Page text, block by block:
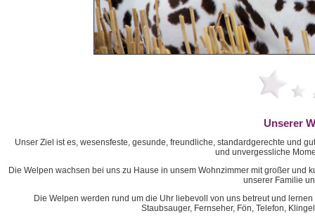
Unserer
Unser Ziel ist es, wesensfeste, gesunde, freundliche, standardgerechte und
und unvergessliche
Die Welpen wachsen bei uns zu Hause in unsem Wohnzimmer mit großer und
unserer Familie
Die Welpen werden rund um die Uhr liebevoll von uns betreut und
Staubsauger, Fernseher, Fön, Telefon,